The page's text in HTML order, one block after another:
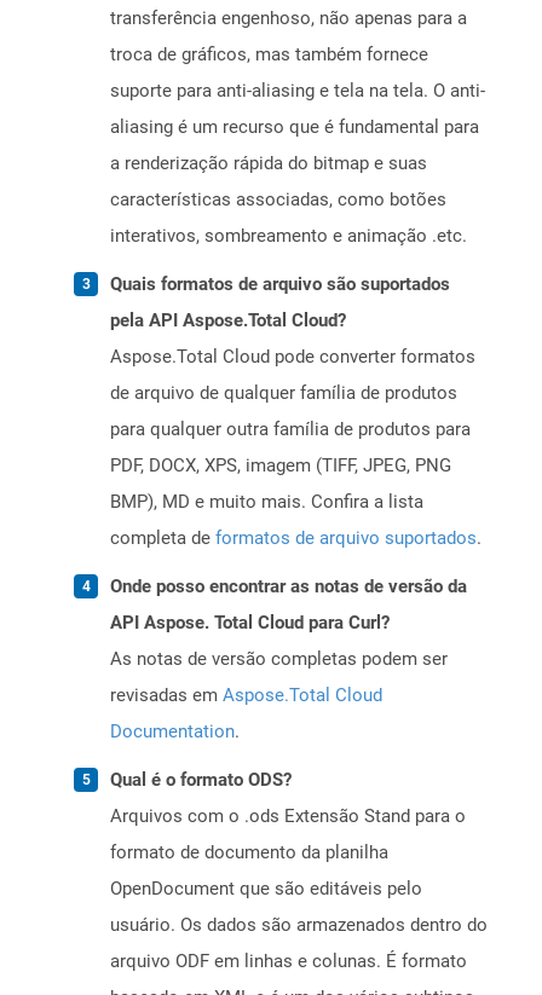
transferência engenhoso, não apenas para a
troca de gráficos, mas também fornece
suporte para anti-aliasing e tela na tela. O anti-
aliasing é um recurso que é fundamental para
a renderização rápida do bitmap e suas
características associadas, como botões
interativos, sombreamento e animação .etc.
Quais formatos de arquivo são suportados
pela API Aspose.Total Cloud?
Aspose.Total Cloud pode converter formatos
de arquivo de qualquer família de produtos
para qualquer outra família de produtos para
PDF, DOCX, XPS, imagem (TIFF, JPEG, PNG
BMP), MD e muito mais. Confira a lista
completa de formatos de arquivo suportados.
Onde posso encontrar as notas de versão da
API Aspose. Total Cloud para Curl?
As notas de versão completas podem ser
revisadas em Aspose.Total Cloud
Documentation.
Qual é o formato ODS?
Arquivos com o .ods Extensão Stand para o
formato de documento da planilha
OpenDocument que são editáveis ​​pelo
usuário. Os dados são armazenados dentro do
arquivo ODF em linhas e colunas. É formato